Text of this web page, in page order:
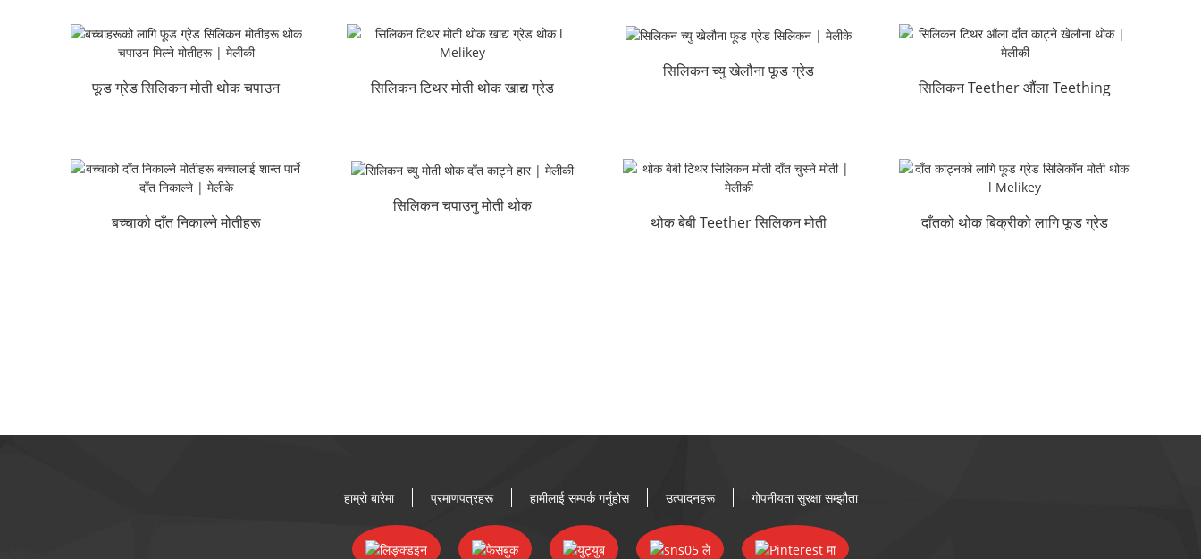
फूड ग्रेड सिलिकन मोती थोक चपाउन
सिलिकन टिथर मोती थोक खाद्य ग्रेड
सिलिकन च्यु खेलौना फूड ग्रेड
सिलिकन Teether औंला Teething
बच्चाको दाँत निकाल्ने मोतीहरू
सिलिकन चपाउनु मोती थोक
थोक बेबी Teether सिलिकन मोती
दाँतको थोक बिक्रीको लागि फूड ग्रेड
हाम्रो बारेमा प्रमाणपत्रहरू हामीलाई सम्पर्क गर्नुहोस उत्पादनहरू गोपनीयता सुरक्षा सम्झौता